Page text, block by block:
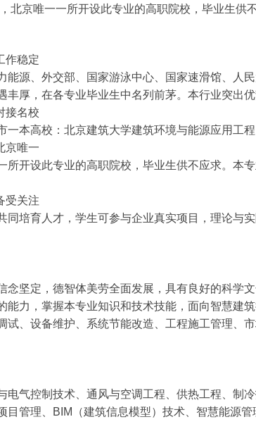
北京唯一一所开设此专业的高职院校，毕业生供
作稳定
能源、外交部、国家游泳中心、国家速滑馆、人
丰厚，在各专业毕业生中名列前茅。本行业突出优
接名校
一本高校：北京建筑大学建筑环境与能源应用工
京唯一
所开设此专业的高职院校，毕业生供不应求。本
受关注
同培育人才，学生可参与企业真实项目，理论与
念坚定，德智体美劳全面发展，具有良好的科学
能力，掌握本专业知识和技术技能，面向智慧建
试、设备维护、系统节能改造、工程施工管理、
电气控制技术、通风与空调工程、供热工程、制
目管理、BIM（建筑信息模型）技术、智慧能源管